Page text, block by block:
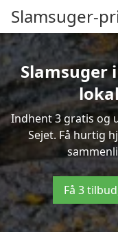
Slamsuger-
Slamsuger
Indhent 3 gratis og
Sejet. Få hurtig
Få 3